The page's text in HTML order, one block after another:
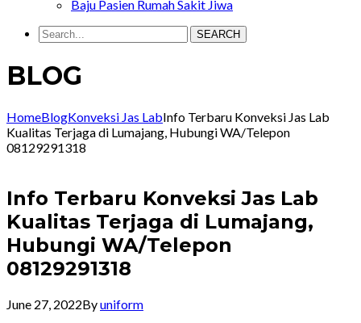
Baju Pasien Rumah Sakit Jiwa
SEARCH
BLOG
HomeBlogKonveksi Jas LabInfo Terbaru Konveksi Jas Lab
Kualitas Terjaga di Lumajang, Hubungi WA/Telepon
08129291318
Info Terbaru Konveksi Jas Lab
Kualitas Terjaga di Lumajang,
Hubungi WA/Telepon
08129291318
June 27, 2022Byuniform